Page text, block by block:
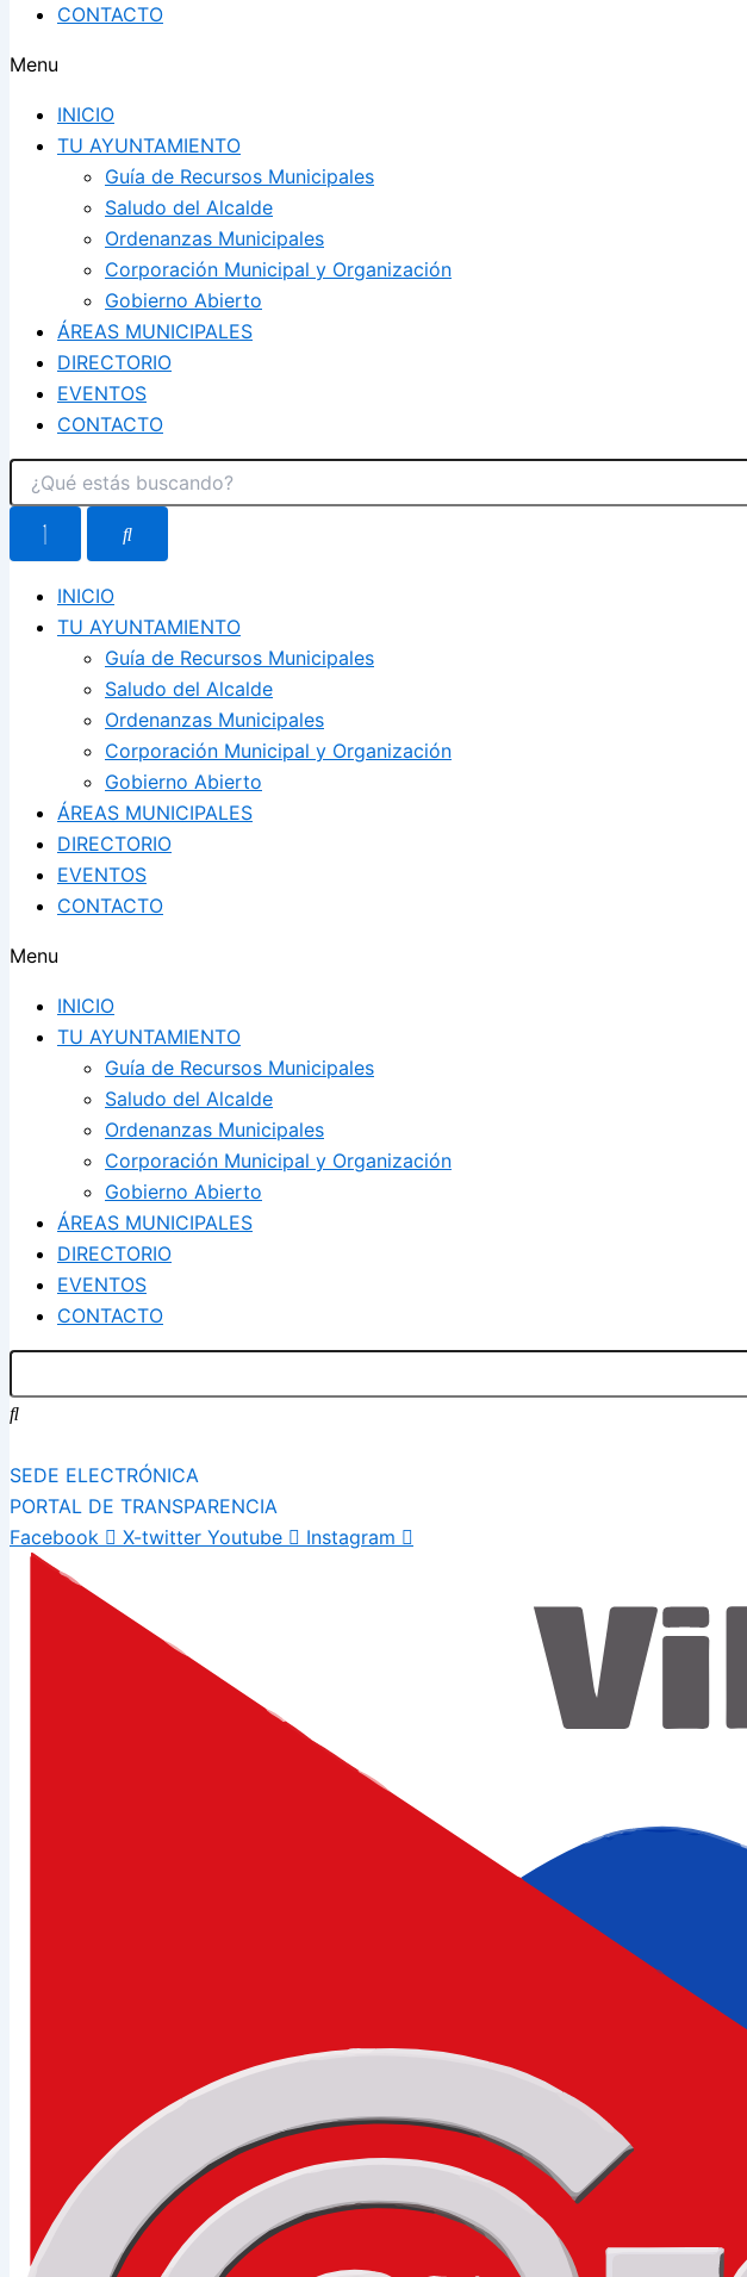
CONTACTO
Menu
INICIO
TU AYUNTAMIENTO
Guía de Recursos Municipales
Saludo del Alcalde
Ordenanzas Municipales
Corporación Municipal y Organización
Gobierno Abierto
ÁREAS MUNICIPALES
DIRECTORIO
EVENTOS
CONTACTO
INICIO
TU AYUNTAMIENTO
Guía de Recursos Municipales
Saludo del Alcalde
Ordenanzas Municipales
Corporación Municipal y Organización
Gobierno Abierto
ÁREAS MUNICIPALES
DIRECTORIO
EVENTOS
CONTACTO
Menu
INICIO
TU AYUNTAMIENTO
Guía de Recursos Municipales
Saludo del Alcalde
Ordenanzas Municipales
Corporación Municipal y Organización
Gobierno Abierto
ÁREAS MUNICIPALES
DIRECTORIO
EVENTOS
CONTACTO
SEDE ELECTRÓNICA
PORTAL DE TRANSPARENCIA
Facebook
X-twitter Youtube Instagram